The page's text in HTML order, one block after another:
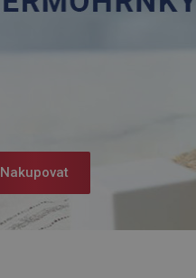
Nakupovat